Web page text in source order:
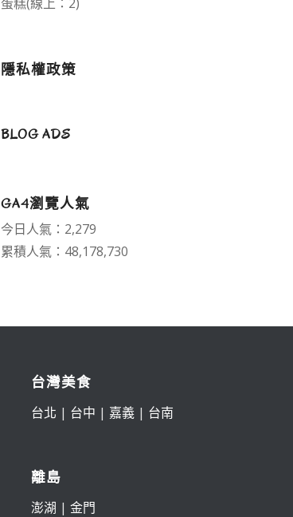
隱私權政策
BLOG ADS
GA4瀏覽人氣
今日人氣：2,279
累積人氣：48,178,730
台灣美食
台北 | 台中 | 嘉義 | 台南
離島
澎湖 |金門